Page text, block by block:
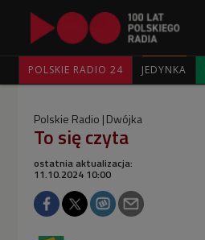
POLSKIE RADIO 24 JEDYNKA
Polskie Radio Dwójka
To się czyta
ostatnia aktualizacja:
11.10.2024 10:00